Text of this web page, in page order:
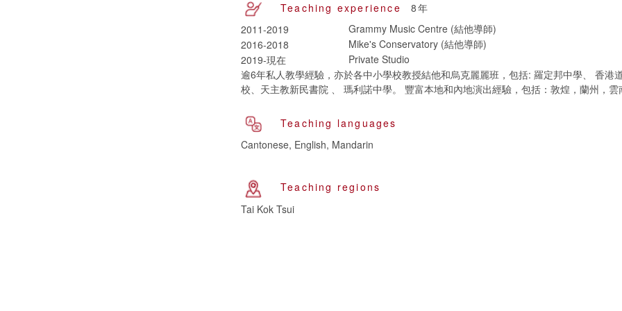
Teaching experience
8年
2011-2019
Grammy Music Centre (結他導師)
2016-2018
Mike's Conservatory (結他導師)
2019-現在
Private Studio
逾6年私人教學經驗，亦於各中小學校教授結他和烏克麗麗班，包括: 羅定邦中學、 香港
校、天主教新民書院 、 瑪利諾中學。 豐富本地和內地演出經驗，包括：敦煌，蘭州，雲
Teaching languages
Cantonese, English, Mandarin
Teaching regions
Tai Kok Tsui